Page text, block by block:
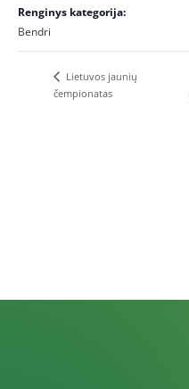
Renginys kategorija:
Bendri
Lietuvos jaunių
čempionatas